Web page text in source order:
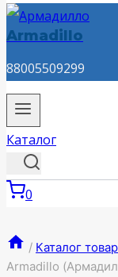
Armadillo
88005509299
Каталог
0
/ Каталог
Armadillo